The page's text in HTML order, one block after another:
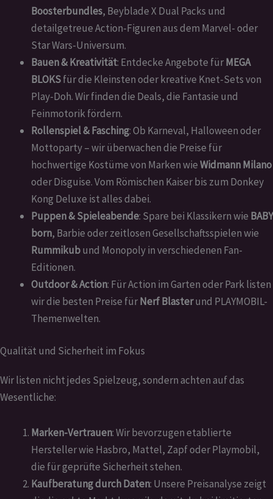
Boosterbundles, Beyblade X Dual Packs und
detailgetreue Action-Figuren aus dem Marvel- oder
Star Wars-Universum.
Bauen & Kreativität: Entdecke Angebote fürMEGA
BLOKSfür die Kleinsten oder kreative Knet-Sets von
Play-Doh. Wir finden die Deals, die Fantasie und
Feinmotorik fördern.
Rollenspiel & Fasching: Ob Karneval, Halloween oder
Mottoparty – wir überwachen die Preise für
hochwertige Kostüme von Marken wieWidmann Milano
oder Disguise. Vom Römischen Kaiser bis zum Donkey
Kong Deluxe ist alles dabei.
Puppen & Spieleabende: Spare bei Klassikern wie BABY
born, Barbie oder zeitlosen Gesellschaftsspielen wie
Rummikubund Monopoly in verschiedenen Fan-
Editionen.
Outdoor & Action: Für Action im Garten oder Park listen
wir die besten Preise fürNerf Blasterund PLAYMOBIL-
Themenwelten.
Qualität und Sicherheit im Fokus
Wir listen nicht jedes Spielzeug, sondern achten auf das
Wesentliche:
Marken-Vertrauen: Wir bevorzugen etablierte
Hersteller wie Hasbro, Mattel, Zapf oder Playmobil,
die für geprüfte Sicherheit stehen.
Kaufberatung durch Daten: Unsere Preisanalyse zeigt